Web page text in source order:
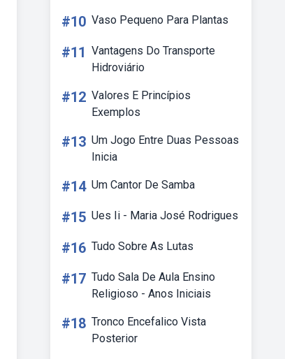
#10 Vaso Pequeno Para Plantas
#11 Vantagens Do Transporte
Hidroviário
#12 Valores E Princípios
Exemplos
#13 Um Jogo Entre Duas Pessoas
Inicia
#14 Um Cantor De Samba
#15 Ues Ii - Maria José Rodrigues
#16 Tudo Sobre As Lutas
#17 Tudo Sala De Aula Ensino
Religioso - Anos Iniciais
#18 Tronco Encefalico Vista
Posterior